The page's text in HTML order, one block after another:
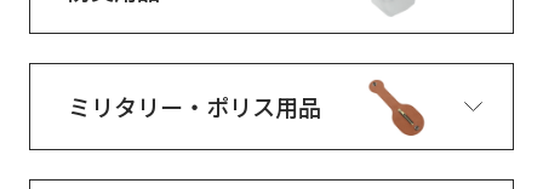
ミリタリー・ポリス用品